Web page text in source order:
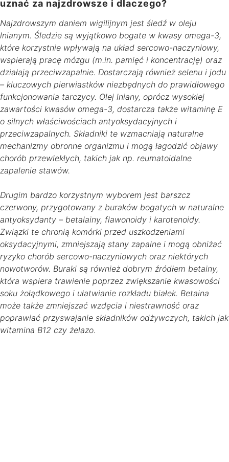
uznać za najzdrowsze i dlaczego?
Najzdrowszym daniem wigilijnym jest śledź w oleju
lnianym. Śledzie są wyjątkowo bogate w kwasy omega-3,
które korzystnie wpływają na układ sercowo-naczyniowy,
wspierają pracę mózgu (m.in. pamięć i koncentrację) oraz
działają przeciwzapalnie. Dostarczają również selenu i jodu
– kluczowych pierwiastków niezbędnych do prawidłowego
funkcjonowania tarczycy. Olej lniany, oprócz wysokiej
zawartości kwasów omega-3, dostarcza także witaminę E
o silnych właściwościach antyoksydacyjnych i
przeciwzapalnych. Składniki te wzmacniają naturalne
mechanizmy obronne organizmu i mogą łagodzić objawy
chorób przewlekłych, takich jak np. reumatoidalne
zapalenie stawów.
Drugim bardzo korzystnym wyborem jest barszcz
czerwony, przygotowany z buraków bogatych w naturalne
antyoksydanty – betalainy, flawonoidy i karotenoidy.
Związki te chronią komórki przed uszkodzeniami
oksydacyjnymi, zmniejszają stany zapalne i mogą obniżać
ryzyko chorób sercowo-naczyniowych oraz niektórych
nowotworów. Buraki są również dobrym źródłem betainy,
która wspiera trawienie poprzez zwiększanie kwasowości
soku żołądkowego i ułatwianie rozkładu białek. Betaina
może także zmniejszać wzdęcia i niestrawność oraz
poprawiać przyswajanie składników odżywczych, takich jak
witamina B12 czy żelazo.